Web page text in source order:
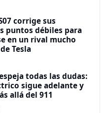
corrige sus
puntos débiles para
en un rival mucho
Tesla
todas las dudas:
sigue adelante y
allá del 911